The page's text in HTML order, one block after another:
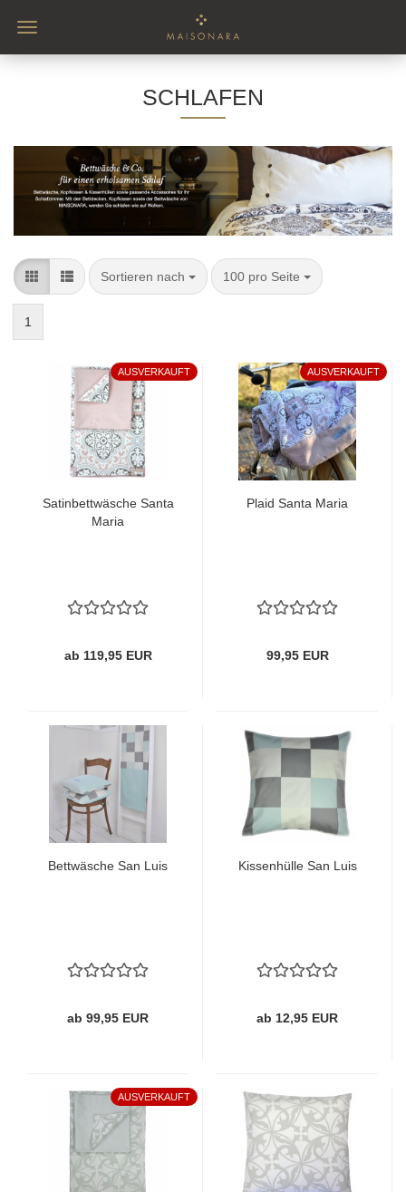
SCHLAFEN
Sortieren nach
Sortieren nach 100 pro Seite
pro Seite
1
AUSVERKAUFT
Satinbettwäsche Santa
Maria
ab 119,95 EUR
AUSVERKAUFT
Plaid Santa Maria
99,95 EUR
Bettwäsche San Luis
ab 99,95 EUR
Kissenhülle San Luis
ab 12,95 EUR
AUSVERKAUFT